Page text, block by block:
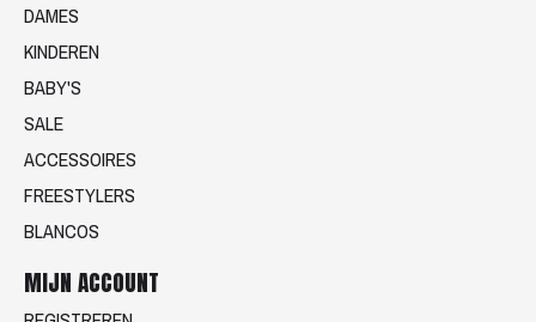
DAMES
KINDEREN
BABY'S
SALE
ACCESSOIRES
FREESTYLERS
BLANCOS
MIJN ACCOUNT